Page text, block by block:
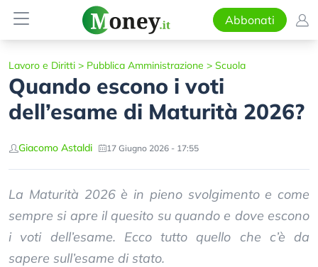
Abbonati
Lavoro e Diritti > Pubblica Amministrazione > Scuola
Quando escono i voti
dell’esame di Maturità 2026?
Giacomo Astaldi 17 Giugno 2026 - 17:55
La Maturità 2026 è in pieno svolgimento e come
sempre si apre il quesito su quando e dove escono
i voti dell’esame. Ecco tutto quello che c’è da
sapere sull’esame di stato.